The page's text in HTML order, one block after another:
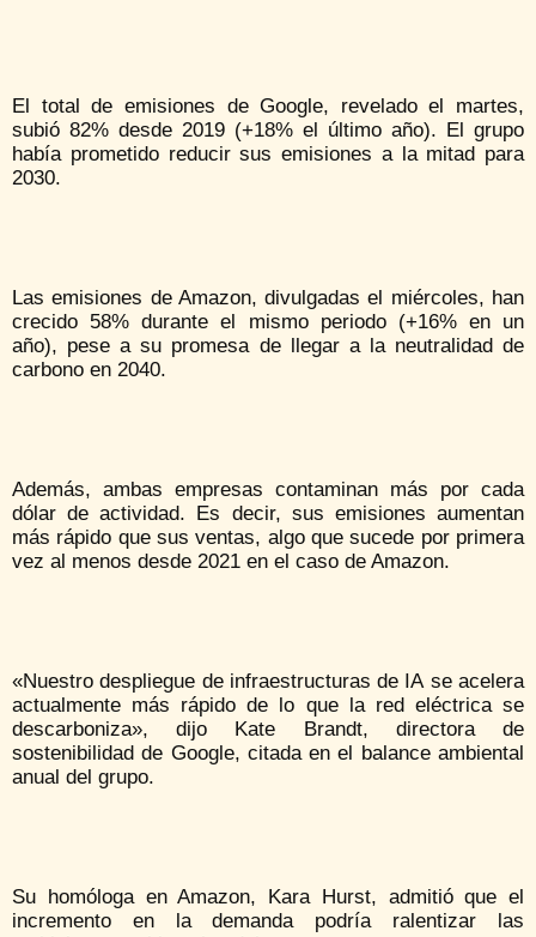
El total de emisiones de Google, revelado el martes,
subió 82% desde 2019 (+18% el último año). El grupo
había prometido reducir sus emisiones a la mitad para
2030.
Las emisiones de Amazon, divulgadas el miércoles, han
crecido 58% durante el mismo periodo (+16% en un
año), pese a su promesa de llegar a la neutralidad de
carbono en 2040.
Además, ambas empresas contaminan más por cada
dólar de actividad. Es decir, sus emisiones aumentan
más rápido que sus ventas, algo que sucede por primera
vez al menos desde 2021 en el caso de Amazon.
«Nuestro despliegue de infraestructuras de IA se acelera
actualmente más rápido de lo que la red eléctrica se
descarboniza», dijo Kate Brandt, directora de
sostenibilidad de Google, citada en el balance ambiental
anual del grupo.
Su homóloga en Amazon, Kara Hurst, admitió que el
incremento en la demanda podría ralentizar las